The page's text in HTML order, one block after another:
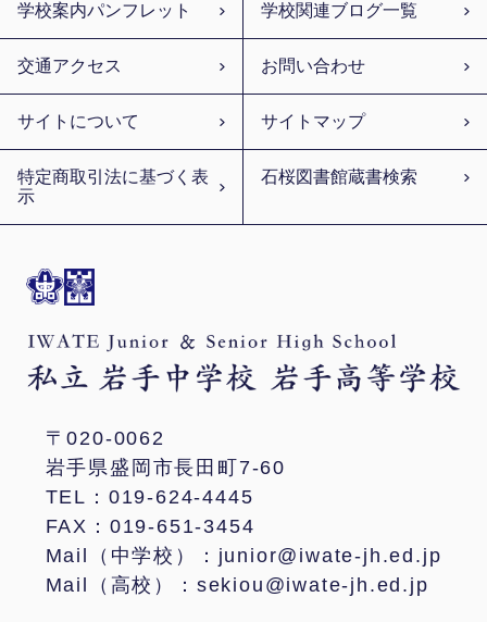
〒020-0062
岩手県盛岡市長田町7-60
TEL：019-624-4445
FAX：019-651-3454
Mail（中学校）：junior@iwate-jh.ed.jp
Mail（高校）：sekiou@iwate-jh.ed.jp
学校案内パンフレット 学校関連ブログ一覧
交通アクセス お問い合わせ
サイトについて サイトマップ
特定商取引法に基づく表
示
石桜図書館蔵書検索